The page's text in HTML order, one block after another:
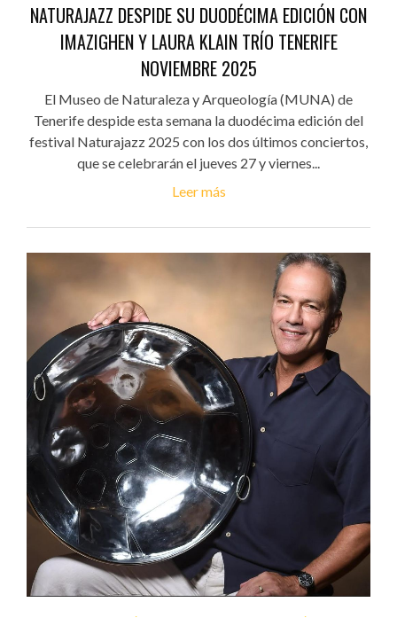
NATURAJAZZ DESPIDE SU DUODÉCIMA EDICIÓN CON
IMAZIGHEN Y LAURA KLAIN TRÍO TENERIFE
NOVIEMBRE 2025
El Museo de Naturaleza y Arqueología (MUNA) de
Tenerife despide esta semana la duodécima edición del
festival Naturajazz 2025 con los dos últimos conciertos,
que se celebrarán el jueves 27 y viernes...
Leer más